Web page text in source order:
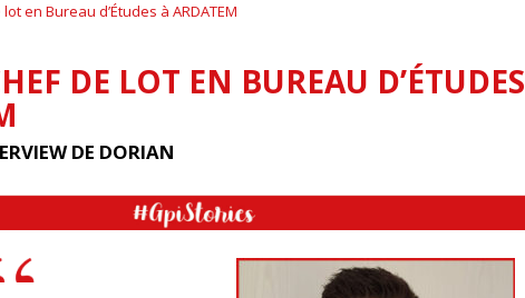
en Bureau d’Études à ARDATEM
DE LOT EN BUREAU D’ÉTUDES
DE DORIAN